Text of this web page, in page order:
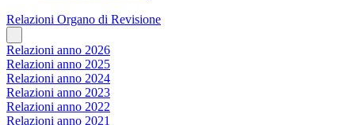
Relazioni Organo di Revisione
Relazioni anno 2026
Relazioni anno 2025
Relazioni anno 2024
Relazioni anno 2023
Relazioni anno 2022
Relazioni anno 2021